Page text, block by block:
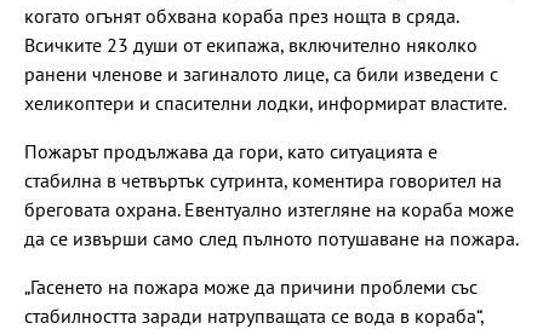
когато огънят обхвана кораба през нощта в сряда.
Всичките 23 души от екипажа, включително няколко
ранени членове и загиналото лице, са били изведени с
хеликоптери и спасителни лодки, информират властите.
Пожарът продължава да гори, като ситуацията е
стабилна в четвъртък сутринта, коментира говорител на
бреговата охрана. Евентуално изтегляне на кораба може
да се извърши само след пълното потушаване на пожара.
„Гасенето на пожара може да причини проблеми със
стабилността заради натрупващата се вода в кораба“,